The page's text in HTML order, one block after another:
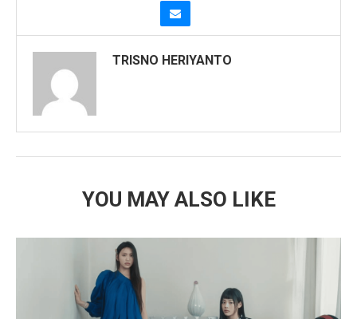
TRISNO HERIYANTO
YOU MAY ALSO LIKE